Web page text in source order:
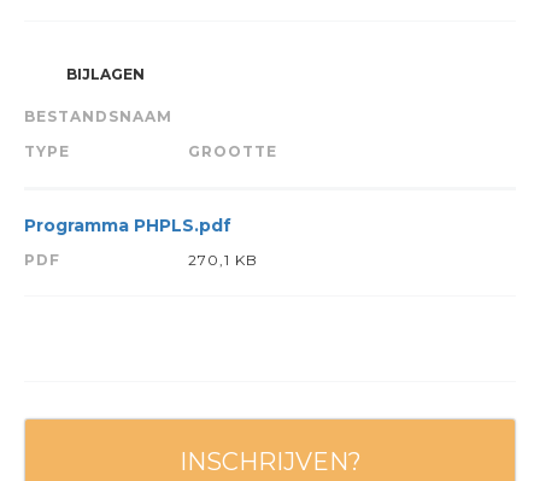
BIJLAGEN
BESTANDSNAAM
TYPE
GROOTTE
Programma PHPLS.pdf
PDF 270,1 KB
INSCHRIJVEN?